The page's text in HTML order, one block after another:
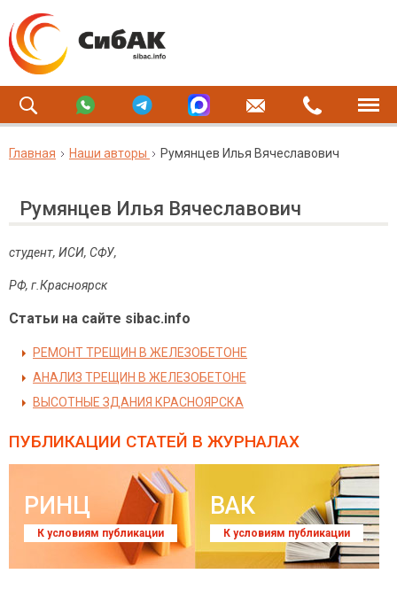
Главная Наши авторы Румянцев Илья Вячеславович
Румянцев Илья Вячеславович
студент, ИСИ, СФУ,
РФ, г.Красноярск
Статьи на сайте sibac.info
РЕМОНТ ТРЕЩИН В ЖЕЛЕЗОБЕТОНЕ
АНАЛИЗ ТРЕЩИН В ЖЕЛЕЗОБЕТОНЕ
ВЫСОТНЫЕ ЗДАНИЯ КРАСНОЯРСКА
ПУБЛИКАЦИИ СТАТЕЙ В ЖУРНАЛАХ
РИНЦ
К условиям публикации
ВАК
К условиям публикации